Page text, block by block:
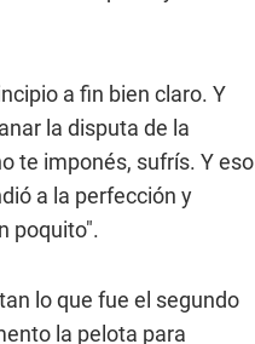
a fin bien claro. Y
la disputa de la
te imponés, sufrís. Y eso
a la perfección y
poquito".
lo que fue el segundo
la pelota para